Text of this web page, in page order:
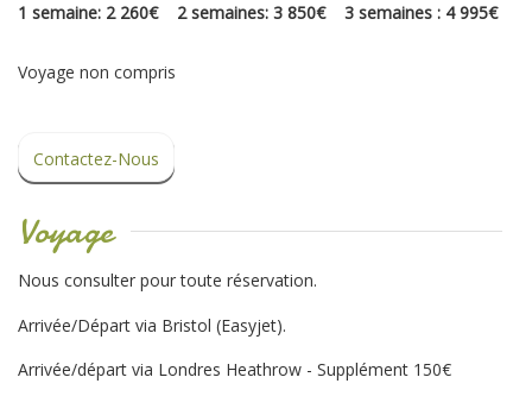
1 semaine: 2 260€ 2 semaines: 3 850€ 3 semaines : 4 995€
Voyage non compris
Contactez-Nous
Voyage
Nous consulter pour toute réservation.
Arrivée/Départ via Bristol (Easyjet).
Arrivée/départ via Londres Heathrow - Supplément 150€